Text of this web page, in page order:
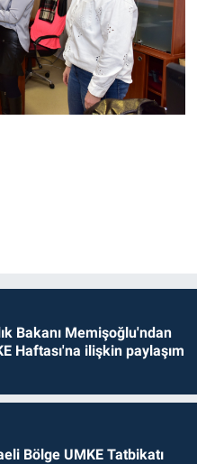
Bakanı Memişoğlu'ndan
Haftası'na ilişkin paylaşım
Bölge UMKE Tatbikatı